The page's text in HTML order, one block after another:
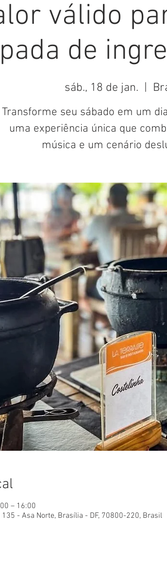
válido
de
sáb., 18 de jan.
Transforme seu sábado em um
uma experiência única que
música e um cenário
– 16:00
- Asa Norte, Brasília - DF, 70800-220, Brasil